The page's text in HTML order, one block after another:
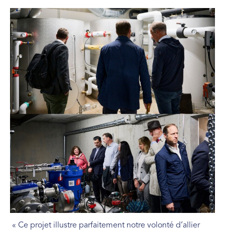
« Ce projet illustre parfaitement notre volonté d’allier